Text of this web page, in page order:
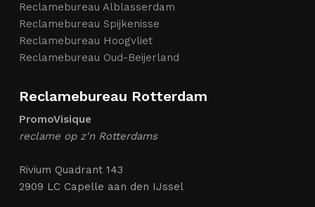
Reclamebureau Alblasserdam
Reclamebureau Spijkenisse
Reclamebureau Hoogvliet
Reclamebureau Oud-Beijerland
Reclamebureau Rotterdam
PromoVisique
reclame op z'n Rotterdams
Rivium Quadrant 143
2909 LC Capelle aan den IJssel